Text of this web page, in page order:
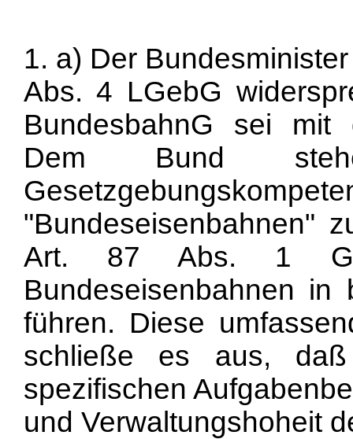
1. a) Der
Abs. 4 LGebG
BundesbahnG sei mit
Dem Bund
"Bundeseisenbahnen"
Art. 87 Abs. 1
Bundeseisenbahnen in
führen. Diese
schließe es aus,
spezifischen
und Verwaltungshoheit